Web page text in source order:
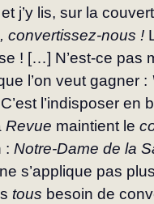
j’y lis, sur la
convertissez-nous !
! […] N’est-ce pas
l’on veut gagner :
l’indisposer en
Revue maintient le
: Notre-Dame de la
s’applique pas
tous besoin de